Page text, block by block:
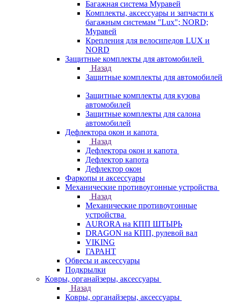
Багажная система Муравей
Комплекты, аксессуары и запчасти к
багажным системам "Lux"; NORD;
Муравей
Крепления для велосипедов LUX и
NORD
Защитные комплекты для автомобилей
Назад
Защитные комплекты для автомобилей
Защитные комплекты для кузова
автомобилей
Защитные комплекты для салона
автомобилей
Дефлектора окон и капота
Назад
Дефлектора окон и капота
Дефлектор капота
Дефлектор окон
Фаркопы и аксессуары
Механические противоугонные устройства
Назад
Механические противоугонные
устройства
AURORA на КПП ШТЫРЬ
DRAGON на КПП, рулевой вал
VIKING
ГАРАНТ
Обвесы и аксессуары
Подкрылки
Ковры, органайзеры, аксессуары
Назад
Ковры, органайзеры, аксессуары